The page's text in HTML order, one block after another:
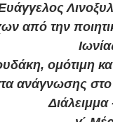
από την
ομότιμη
ανάγνωσης στο